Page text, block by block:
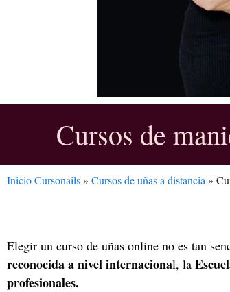
Cursos de
Inicio Cursonails» Cursos de uñas a distancia »
Elegir un curso de uñas online no es tan
reconocida a nivel internacional, la
profesionales.